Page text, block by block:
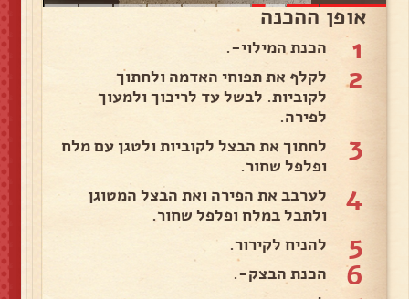
אופן ההכנה
1 הכנת המילוי-.
2
לקלף את תפוחי האדמה ולחתוך
לקוביות. לבשל עד לריכוך ולמעוך
לפירה.
3
לחתוך את הבצל לקוביות ולטגן עם מלח
ופלפל שחור.
4
לערבב את הפירה ואת הבצל המטוגן
ולתבל במלח ופלפל שחור.
5 להניח לקירור.
6 הכנת הבצק-.